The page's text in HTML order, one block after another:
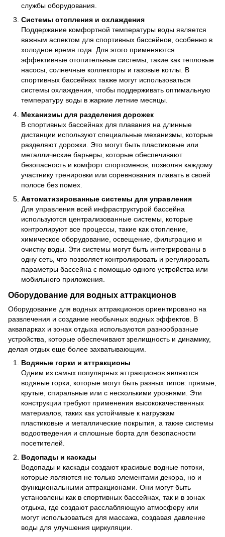
службы оборудования.
Системы отопления и охлаждения
Поддержание комфортной температуры воды является
важным аспектом для спортивных бассейнов, особенно в
холодное время года. Для этого применяются
эффективные отопительные системы, такие как тепловые
насосы, солнечные коллекторы и газовые котлы. В
спортивных бассейнах также могут использоваться
системы охлаждения, чтобы поддерживать оптимальную
температуру воды в жаркие летние месяцы.
Механизмы для разделения дорожек
В спортивных бассейнах для плавания на длинные
дистанции используют специальные механизмы, которые
разделяют дорожки. Это могут быть пластиковые или
металлические барьеры, которые обеспечивают
безопасность и комфорт спортсменов, позволяя каждому
участнику тренировки или соревнования плавать в своей
полосе без помех.
Автоматизированные системы для управления
Для управления всей инфраструктурой бассейна
используются централизованные системы, которые
контролируют все процессы, такие как отопление,
химическое оборудование, освещение, фильтрацию и
очистку воды. Эти системы могут быть интегрированы в
одну сеть, что позволяет контролировать и регулировать
параметры бассейна с помощью одного устройства или
мобильного приложения.
Оборудование для водных аттракционов
Оборудование для водных аттракционов ориентировано на
развлечения и создание необычных водных эффектов. В
аквапарках и зонах отдыха используются разнообразные
устройства, которые обеспечивают зрелищность и динамику,
делая отдых еще более захватывающим.
Водяные горки и аттракционы
Одним из самых популярных аттракционов являются
водяные горки, которые могут быть разных типов: прямые,
крутые, спиральные или с несколькими уровнями. Эти
конструкции требуют применения высококачественных
материалов, таких как устойчивые к нагрузкам
пластиковые и металлические покрытия, а также системы
водоотведения и сплошные борта для безопасности
посетителей.
Водопады и каскады
Водопады и каскады создают красивые водные потоки,
которые являются не только элементами декора, но и
функциональными аттракционами. Они могут быть
установлены как в спортивных бассейнах, так и в зонах
отдыха, где создают расслабляющую атмосферу или
могут использоваться для массажа, создавая давление
воды для улучшения циркуляции.